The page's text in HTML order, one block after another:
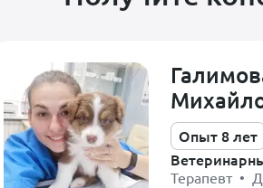
Опыт 8 лет
Терапевт •